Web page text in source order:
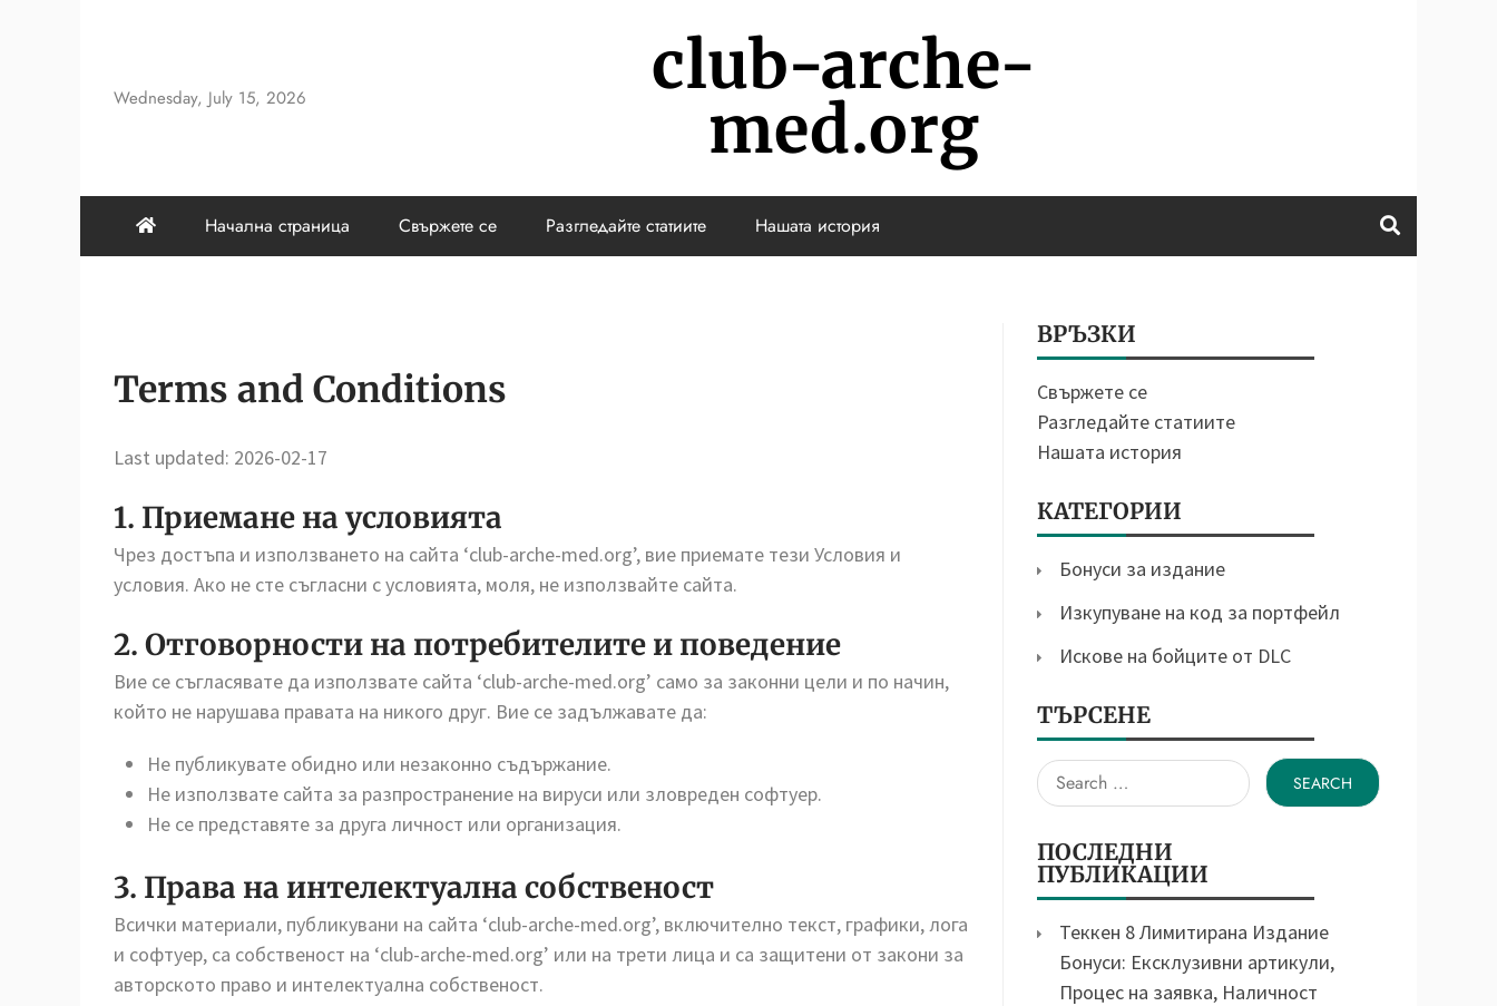
Wednesday, July 15, 2026 club-arche-
med.org
Начална страница Свържете се Разгледайте статиите Нашата история
Terms and Conditions
Last updated: 2026-02-17
1. Приемане на условията
Чрез достъпа и използването на сайта ‘club-arche-med.org’, вие приемате тези Условия и
условия. Ако не сте съгласни с условията, моля, не използвайте сайта.
2. Отговорности на потребителите и поведение
Вие се съгласявате да използвате сайта ‘club-arche-med.org’ само за законни цели и по начин,
който не нарушава правата на никого друг. Вие се задължавате да:
Не публикувате обидно или незаконно съдържание.
Не използвате сайта за разпространение на вируси или зловреден софтуер.
Не се представяте за друга личност или организация.
3. Права на интелектуална собственост
Всички материали, публикувани на сайта ‘club-arche-med.org’, включително текст, графики, лога
и софтуер, са собственост на ‘club-arche-med.org’ или на трети лица и са защитени от закони за
авторското право и интелектуална собственост.
ВРЪЗКИ
Свържете се
Разгледайте статиите
Нашата история
КАТЕГОРИИ
Бонуси за издание
Изкупуване на код за портфейл
Искове на бойците от DLC
ТЪРСЕНЕ
Search
for:
ПОСЛЕДНИ
ПУБЛИКАЦИИ
Теккен 8 Лимитирана Издание
Бонуси: Ексклузивни артикули,
Процес на заявка, Наличност